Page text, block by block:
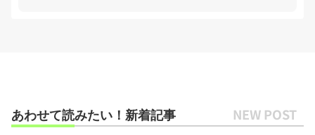
あわせて読みたい！新着記事